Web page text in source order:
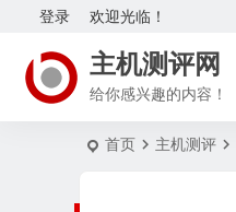
欢迎光临！
登录
主机测评网
给你感兴趣的内容！
首页 主机测评